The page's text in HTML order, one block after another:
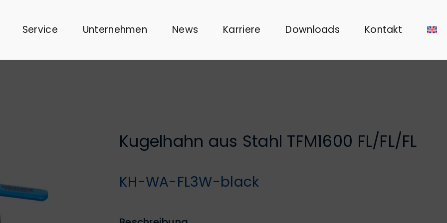
Service Unternehmen News Karriere Downloads Kontakt
Kugelhahn aus Stahl TFM1600 FL/FL/FL
KH-WA-FL3W-black